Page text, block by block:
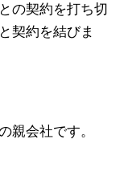
の契約を打ち切
契約を結びま
親会社です。